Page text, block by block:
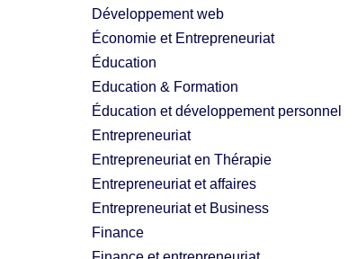
Développement web
Économie et Entrepreneuriat
Éducation
Education & Formation
Éducation et développement personnel
Entrepreneuriat
Entrepreneuriat en Thérapie
Entrepreneuriat et affaires
Entrepreneuriat et Business
Finance